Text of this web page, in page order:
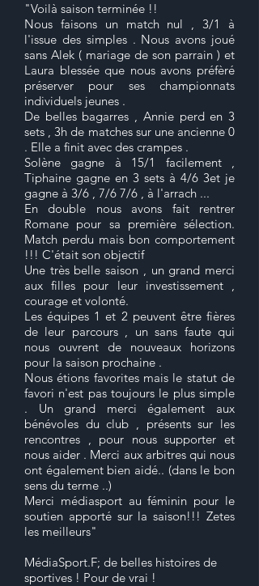
"Voilà saison terminée !!
Nous faisons un match nul , 3/1 à
l'issue des simples . Nous avons joué
sans Alek ( mariage de son parrain ) et
Laura blessée que nous avons préfèré
préserver pour ses championnats
individuels jeunes .
De belles bagarres , Annie perd en 3
sets , 3h de matches sur une ancienne 0
. Elle a finit avec des crampes .
Solène gagne à 15/1 facilement ,
Tiphaine gagne en 3 sets à 4/6 3et je
gagne à 3/6 , 7/6 7/6 , à l'arrach ...
En double nous avons fait rentrer
Romane pour sa première sélection.
Match perdu mais bon comportement
!!! C'était son objectif
Une très belle saison , un grand merci
aux filles pour leur investissement ,
courage et volonté.
Les équipes 1 et 2 peuvent être fières
de leur parcours , un sans faute qui
nous ouvrent de nouveaux horizons
pour la saison prochaine .
Nous étions favorites mais le statut de
favori n'est pas toujours le plus simple
. Un grand merci également aux
bénévoles du club , présents sur les
rencontres , pour nous supporter et
nous aider . Merci aux arbitres qui nous
ont également bien aidé.. (dans le bon
sens du terme ..)
Merci médiasport au féminin pour le
soutien apporté sur la saison!!! Zetes
les meilleurs"
MédiaSport.F; de belles histoires de
sportives ! Pour de vrai !